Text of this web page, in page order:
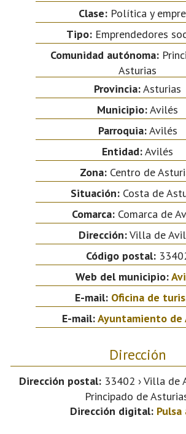
Clase: Política y
Tipo:Emprendedores
Comunidad autónoma:
Asturias
Provincia:Asturias
Municipio:Avilés
Parroquia:Avilés
Entidad:Avilés
Zona:Centro de
Situación: Costa de
Comarca: Comarca de
Dirección:Villa de
Código postal:
Web del municipio:
E-mail: Oficina de
E-mail:Ayuntamiento de
Dirección
Dirección postal: 33402 › Villa de
Principado de
Dirección digital: Pulsa